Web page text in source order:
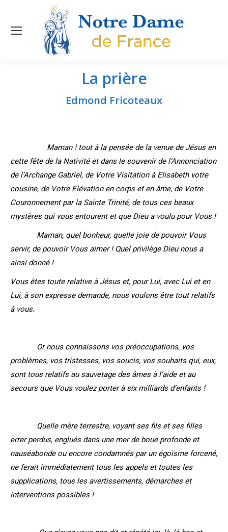
La prière
Edmond Fricoteaux
Vous êtes ici :
Maman ! tout à la pensée de la venue de Jésus en
cette fête de la Nativité et dans le souvenir de l’Annonciation
de l’Archange Gabriel, de Votre Visitation à Elisabeth votre
cousine, de Votre Elévation en corps et en âme, de Votre
Couronnement par la Sainte Trinité, de tous ces beaux
mystères qui vous entourent et que Dieu a voulu pour Vous !
Maman, quel bonheur, quelle joie de pouvoir Vous
servir, de pouvoir Vous aimer ! Quel privilège Dieu nous a
ainsi donné !
Vous êtes toute relative à Jésus et, pour Lui, avec Lui et en
Lui, à son expresse demande, nous voulons être tout relatifs
à vous.
Or nous connaissons vos préoccupations, vos
problèmes, vos tristesses, vos soucis, vos souhaits qui, eux,
sont tous relatifs au sauvetage des âmes à l’aide et au
secours que Vous voulez porter à six milliards d’enfants !
Quelle mère terrestre, voyant ses fils et ses filles
errer perdus, englués dans une mer de boue profonde et
nauséabonde ou encore condamnés par un égoïsme forcené,
ne ferait immédiatement tous les appels et toutes les
supplications, tous les avertissements, démarches et
interventions possibles !